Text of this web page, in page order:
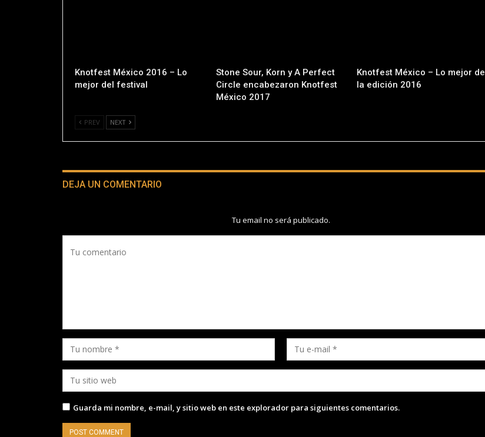
Knotfest México 2016 – Lo
mejor del festival
Stone Sour, Korn y A Perfect
Circle encabezaron Knotfest
México 2017
Knotfest México – Lo mejor de
la edición 2016
PREV NEXT
DEJA UN COMENTARIO
Tu email no será publicado.
Guarda mi nombre, e-mail, y sitio web en este explorador para siguientes comentarios.